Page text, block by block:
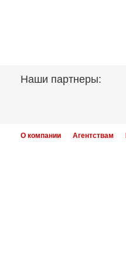
Наши партнеры:
О компании Агентствам